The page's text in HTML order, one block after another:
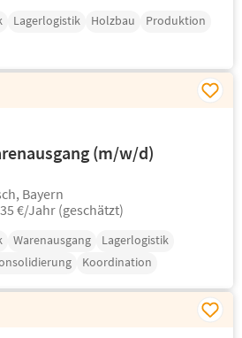
Lagerlogistik Holzbau
Produktion
(m/w/d)
Bayern
€/Jahr (geschätzt)
Warenausgang
Lagerlogistik
Koordination